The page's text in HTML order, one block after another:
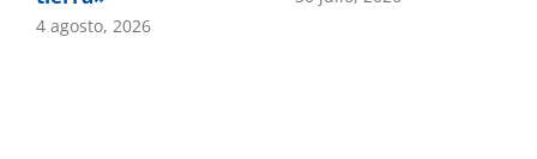
4 agosto, 2026